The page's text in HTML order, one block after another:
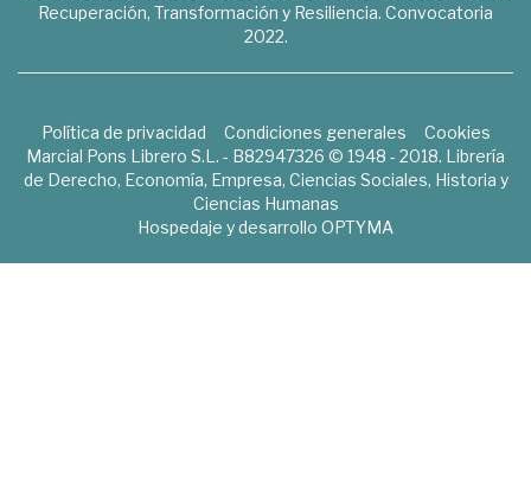
Recuperación, Transformación y Resiliencia. Convocatoria
2022.
Política de privacidad Condiciones generales
Cookies
Marcial Pons Librero S.L. - B82947326 © 1948 - 2018. Librería
de Derecho, Economía, Empresa, Ciencias Sociales, Historia y
Ciencias Humanas
Hospedaje y desarrollo OPTYMA